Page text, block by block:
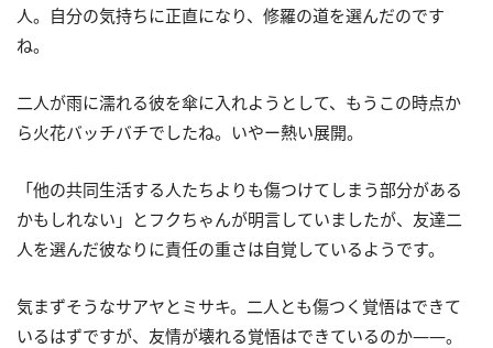
人。自分の気持ちに正直になり、修羅の道を選んだのです
ね。
二人が雨に濡れる彼を傘に入れようとして、もうこの時点か
ら火花バッチバチでしたね。いやー熱い展開。
「他の共同生活する人たちよりも傷つけてしまう部分がある
かもしれない」とフクちゃんが明言していましたが、友達二
人を選んだ彼なりに責任の重さは自覚しているようです。
気まずそうなサアヤとミサキ。二人とも傷つく覚悟はできて
いるはずですが、友情が壊れる覚悟はできているのか――。